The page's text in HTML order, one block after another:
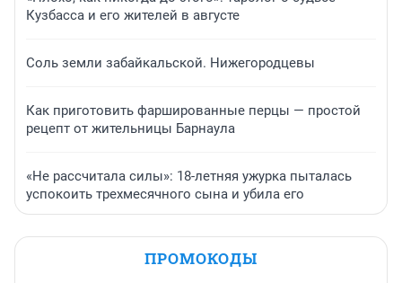
Кузбасса и его жителей в августе
Соль земли забайкальской. Нижегородцевы
Как приготовить фаршированные перцы — простой
рецепт от жительницы Барнаула
«Не рассчитала силы»: 18-летняя ужурка пыталась
успокоить трехмесячного сына и убила его
ПРОМОКОДЫ